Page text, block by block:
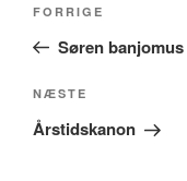
Forrige
indlæg
FORRIGE
Søren banjomus
Næste
indlæg
NÆSTE
Årstidskanon